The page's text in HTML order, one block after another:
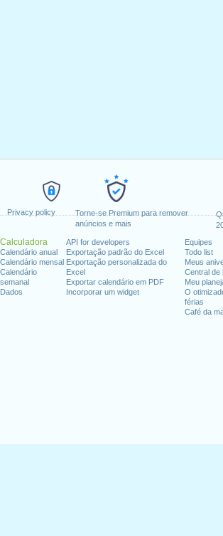
Privacy policy
Torne-se Premium para remover
anúncios e mais
Calculadora
Calendário anual
Calendário mensal
Calendário
semanal
Dados
API for developers
Exportação padrão do Excel
Exportação personalizada do
Excel
Exportar calendário em PDF
Incorporar um widget
Equipes
Todo list
Meus
Central de
Meu
O
férias
Café da